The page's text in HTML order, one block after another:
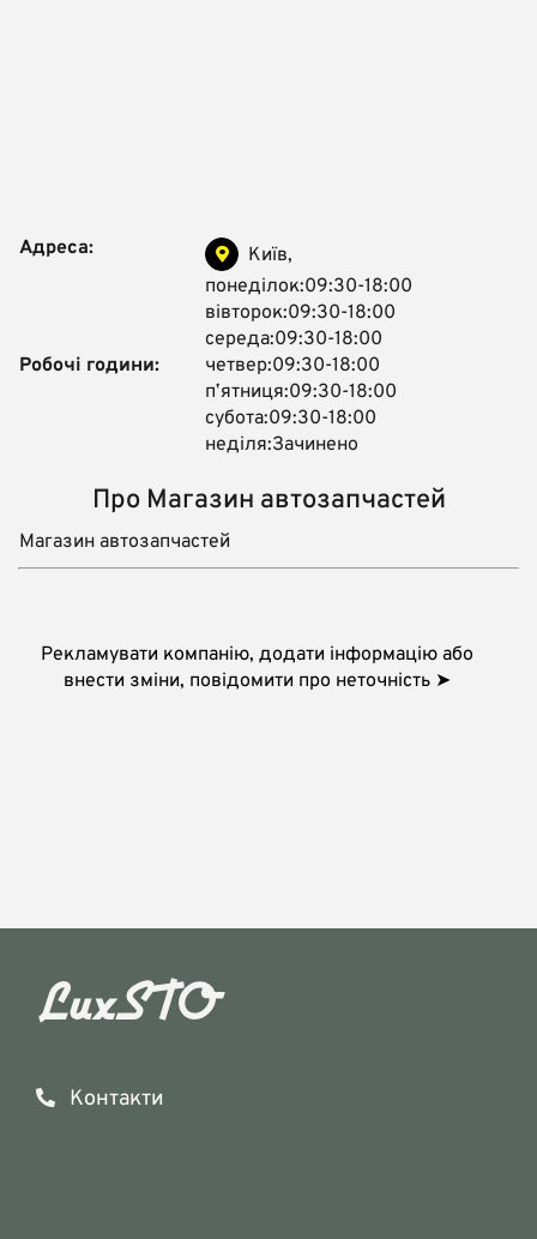
Адреса: Київ,
Робочі години:
понеділок:09:30-18:00
вівторок:09:30-18:00
середа:09:30-18:00
четвер:09:30-18:00
пʼятниця:09:30-18:00
субота:09:30-18:00
неділя:Зачинено
Про Магазин автозапчастей
Магазин автозапчастей
Рекламувати компанію, додати інформацію або
внести зміни, повідомити про неточність ➤
Контакти